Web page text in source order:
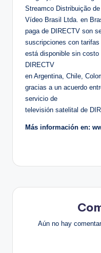
Streamco Distribuição de
Vídeo Brasil Ltda. en
paga de DIRECTV son
suscripciones con
está disponible sin
DIRECTV
en Argentina, Chile,
gracias a un acuerdo
servicio de
televisión satelital de
Más información en:
Aún no hay